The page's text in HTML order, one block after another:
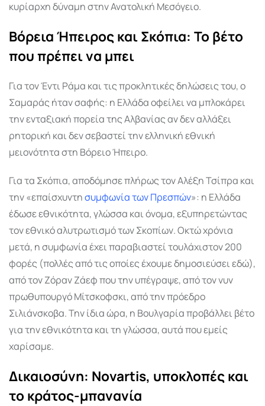
κυρίαρχη δύναμη στην Ανατολική Μεσόγειο.
Βόρεια Ήπειρος και Σκόπια: Το βέτο
που πρέπει να μπει
Για τον Έντι Ράμα και τις προκλητικές δηλώσεις του, ο
Σαμαράς ήταν σαφής: η Ελλάδα οφείλει να μπλοκάρει
την ενταξιακή πορεία της Αλβανίας αν δεν αλλάξει
ρητορική και δεν σεβαστεί την ελληνική εθνική
μειονότητα στη Βόρειο Ήπειρο.
Για τα Σκόπια, αποδόμησε πλήρως τον Αλέξη Τσίπρα και
την «επαίσχυντησυμφωνία των Πρεσπών»: η Ελλάδα
έδωσε εθνικότητα, γλώσσα και όνομα, εξυπηρετώντας
τον εθνικό αλυτρωτισμό των Σκοπίων. Οκτώ χρόνια
μετά, η συμφωνία έχει παραβιαστεί τουλάχιστον 200
φορές (πολλές από τις οποίες έχουμε δημοσιεύσει εδώ),
από τον Ζόραν Ζάεφ που την υπέγραψε, από τον νυν
πρωθυπουργό Μίτσκοφσκι, από την πρόεδρο
Σιλιάνσκοβα. Την ίδια ώρα, η Βουλγαρία προβάλλει βέτο
για την εθνικότητα και τη γλώσσα, αυτά που εμείς
χαρίσαμε.
Δικαιοσύνη: Novartis, υποκλοπές και
το κράτος-μπανανία